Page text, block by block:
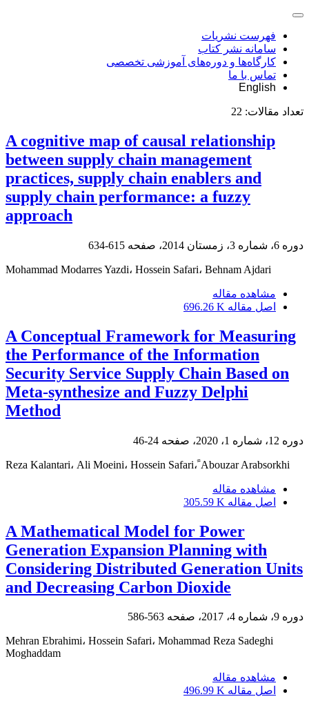
فهرست نشریات
سامانه نشر کتاب
کارگاه‌ها و دوره‌های آموزشی تخصصی
تماس با ما
English
تعداد مقالات: 22
A cognitive map of causal relationship
between supply chain management
practices, supply chain enablers and
supply chain performance: a fuzzy
approach
دوره 6، شماره 3، زمستان 2014، صفحه 615-634
Mohammad Modarres Yazdi، Hossein Safari، Behnam Ajdari
مشاهده مقاله
اصل مقاله 696.26 K
A Conceptual Framework for Measuring
the Performance of the Information
Security Service Supply Chain Based on
Meta-synthesize and Fuzzy Delphi
Method
دوره 12، شماره 1، 2020، صفحه 24-46
Reza Kalantari، Ali Moeini، Hossein Safari، ََAbouzar Arabsorkhi
مشاهده مقاله
اصل مقاله 305.59 K
A Mathematical Model for Power
Generation Expansion Planning with
Considering Distributed Generation Units
and Decreasing Carbon Dioxide
دوره 9، شماره 4، 2017، صفحه 563-586
Mehran Ebrahimi، Hossein Safari، Mohammad Reza Sadeghi
Moghaddam
مشاهده مقاله
اصل مقاله 496.99 K